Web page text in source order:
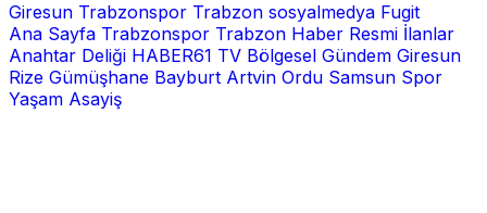
Giresun Trabzonspor Trabzon sosyalmedya Fugit
Ana Sayfa Trabzonspor Trabzon Haber Resmi İlanlar
Anahtar Deliği HABER61 TV Bölgesel Gündem Giresun
Rize Gümüşhane Bayburt Artvin Ordu Samsun Spor
Yaşam Asayiş